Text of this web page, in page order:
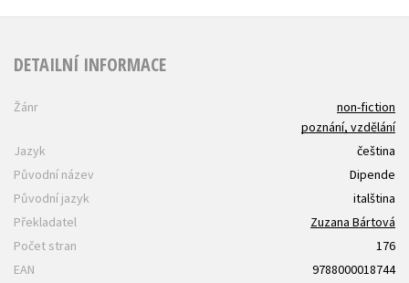
DETAILNÍ INFORMACE
Žánr
non-fiction
poznání, vzdělání
Jazyk
čeština
Původní název
Dipende
Původní jazyk
italština
Překladatel
Zuzana Bártová
Počet stran
176
EAN
9788000018744